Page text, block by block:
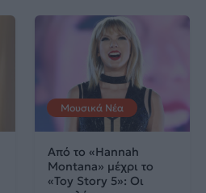
Μουσικά Νέα
Από το «Hannah
Montana» μέχρι το
«Toy Story 5»: Οι